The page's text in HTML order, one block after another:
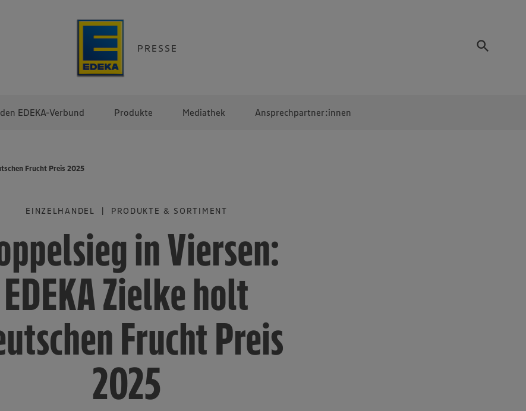
PRESSE
EDEKA-Verbund Produkte Mediathek Ansprechpartner:innen
Frucht Preis 2025
EINZELHANDEL | PRODUKTE & SORTIMENT
in Viersen:
EDEKA Zielke holt
Frucht Preis
2025